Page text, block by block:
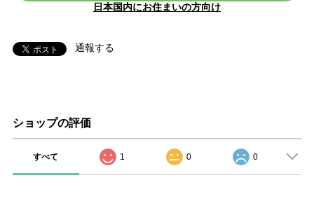
日本国内にお住まいの方向け
通報する
ショップの評価
すべて 1 0 0